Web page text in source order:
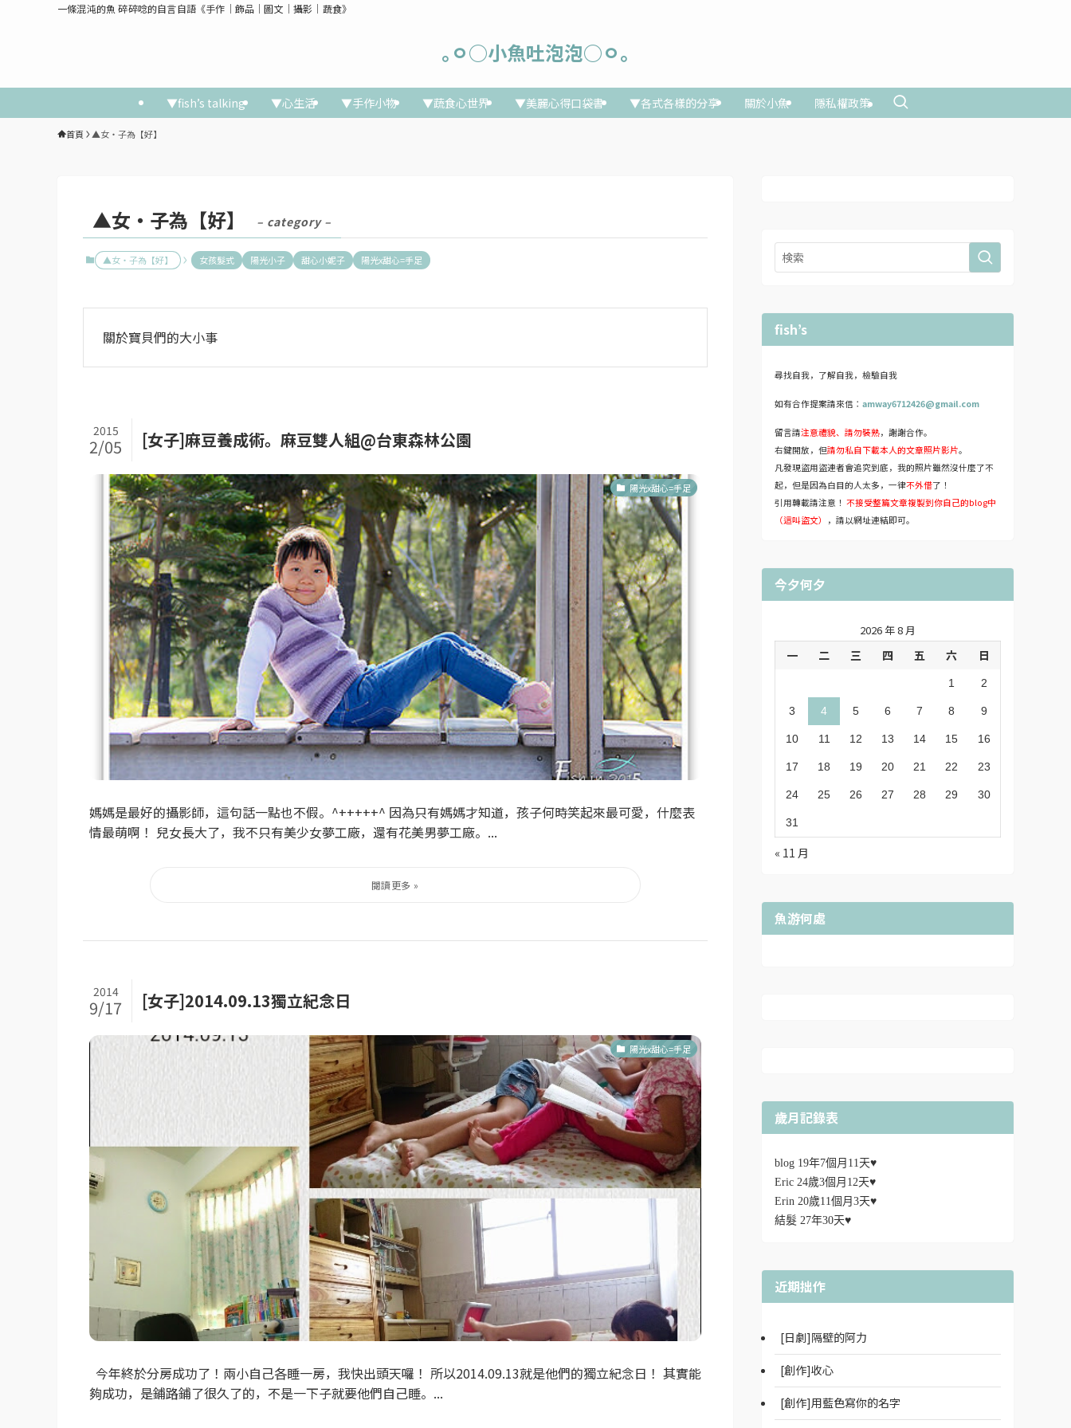
一條混沌的魚 碎碎唸的自言自語《手作│飾品│圖文│攝影│蔬食》
｡ㅇ○小魚吐泡泡○ㅇ｡
▼fish’s talking ▼心生活 ▼手作小物 ▼蔬食心世界 ▼美麗心得口袋書 ▼各式各樣的分享 關於小魚 隱私權政策
首頁 ▲女‧子為【好】
▲女‧子為【好】 – category –
▲女‧子為【好】 女孩髮式 陽光小子 甜心小妮子 陽光x甜心=手足
關於寶貝們的大小事
[女子]麻豆養成術。麻豆雙人組@台東森林公園
2015
2/05
陽光x甜心=手足
媽媽是最好的攝影師，這句話一點也不假。^+++++^ 因為只有媽媽才知道，孩子何時笑起來最可愛，什麼表
情最萌啊！ 兒女長大了，我不只有美少女夢工廠，還有花美男夢工廠。...
[女子]2014.09.13獨立紀念日
2014
9/17
陽光x甜心=手足
今年終於分房成功了！兩小自己各睡一房，我快出頭天囉！ 所以2014.09.13就是他們的獨立紀念日！ 其實能
夠成功，是鋪路鋪了很久了的，不是一下子就要他們自己睡。...
fish’s
尋找自我，了解自我，檢驗自我
如有合作提案請來信： amway6712426@gmail.com
留言請注意禮貌、請勿裝熟，謝謝合作。
右鍵開放，但請勿私自下載本人的文章照片影片。
凡發現盜用盜連者會追究到底，我的照片雖然沒什麼了不
起，但是因為白目的人太多，一律不外借了！
引用轉載請注意！ 不接受整篇文章複製到你自己的blog中
（這叫盜文）
，請以網址連結即可。
今夕何夕
2026 年 8 月
一 二 三 四 五 六 日
1 2
3 4 5 6 7 8 9
10 11 12 13 14 15 16
17 18 19 20 21 22 23
24 25 26 27 28 29 30
31
« 11 月
魚游何處
歲月記錄表
blog 19年7個月11天♥
Eric 24歲3個月12天♥
Erin 20歲11個月3天♥
結髮 27年30天♥
近期拙作
[日劇]隔壁的阿力
[創作]收心
[創作]用藍色寫你的名字